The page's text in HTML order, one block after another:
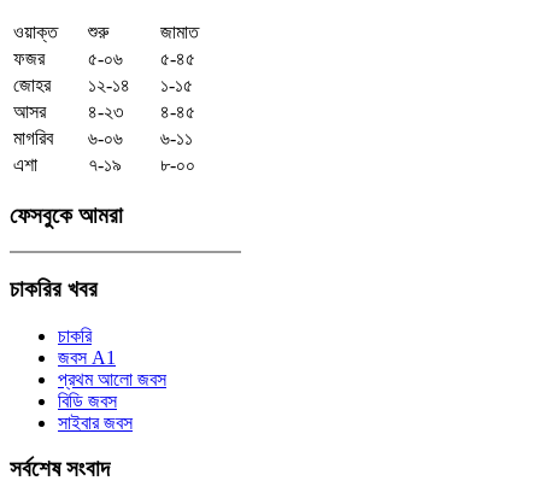
ওয়াক্ত শুরু
জামাত
ফজর
৫-০৬
৫-৪৫
জোহর
১২-১৪
১-১৫
আসর
৪-২৩
৪-৪৫
মাগরিব
৬-০৬
৬-১১
এশা
৭-১৯ ৮-০০
ফেসবুকেআমরা
চাকরিরখবর
চাকরি
জবস A1
প্রথম আলো জবস
বিডি জবস
সাইবার জবস
সর্বশেষসংবাদ